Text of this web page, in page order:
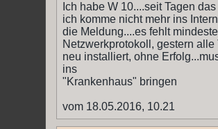
Ich habe W 10....seit Tagen
ich komme nicht mehr ins
die Meldung....es fehlt
Netzwerkprotokoll, gestern alle
neu installiert, ohne
ins
"Krankenhaus" bringen
vom 18.05.2016, 10.21